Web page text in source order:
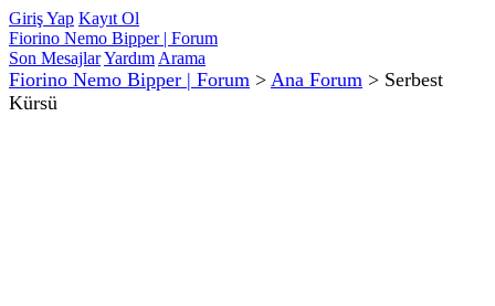
Giriş Yap Kayıt Ol
Fiorino Nemo Bipper | Forum
Son MesajlarYardım Arama
Fiorino Nemo Bipper | Forum > Ana Forum > Serbest
Kürsü